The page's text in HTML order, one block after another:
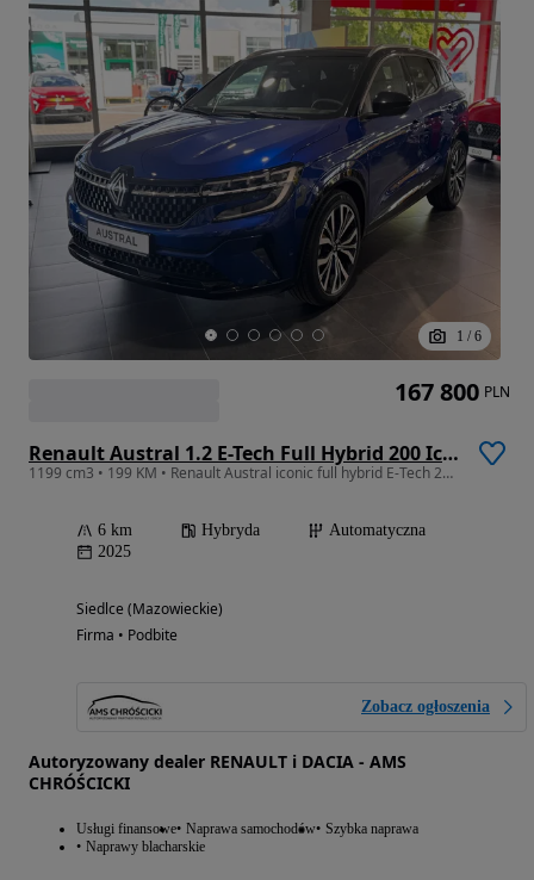
1 / 6
Renault Austral 1.2 E-Tech Full Hybrid 200 Iconic MMT
1199 cm3 • 199 KM • Renault Austral iconic full hybrid E-Tech 200. Wyprzedaż rocznika!
6 km Hybryda
Automatyczna
2025
Siedlce (Mazowieckie)
Firma • Podbite
Zobacz ogłoszenia
Autoryzowany dealer RENAULT i DACIA - AMS
CHRÓŚCICKI
Usługi finansowe Naprawa samochodów Szybka naprawa
Naprawy blacharskie
167 800 PLN